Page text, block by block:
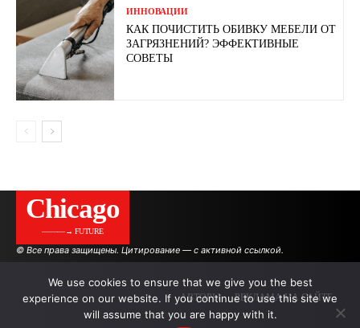
ИННОВАЦИИ
КАК ПОЧИСТИТЬ ОБИВКУ МЕБЕЛИ ОТ
ЗАГРЯЗНЕНИЙ? ЭФФЕКТИВНЫЕ
СОВЕТЫ
Сhicago
———→ FUTURE
© Все права защищены. Цитирование — с активной ссылкой.
АВТОРЫ РЕКЛАМА НА САЙТЕ
We use cookies to ensure that we give you the best
experience on our website. If you continue to use this site we
will assume that you are happy with it.